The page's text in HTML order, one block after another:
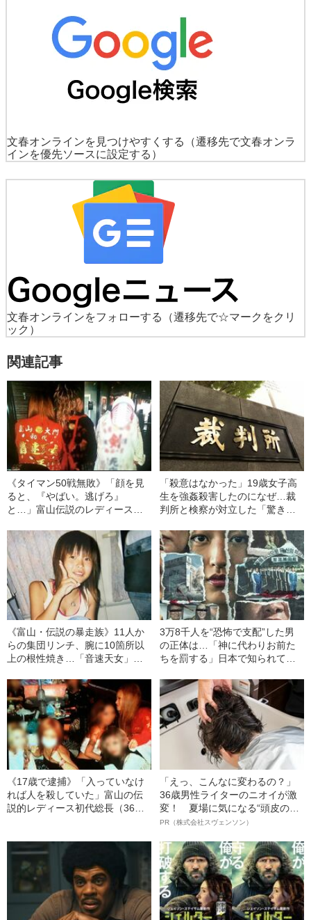
文春オンラインを見つけやすくする
（遷移先で文春オンラ
インを優先ソースに設定する）
文春オンラインをフォローする
（遷移先で☆マークをクリ
ック）
関連記事
《タイマン50戦無敗》「顔を見
ると、『やばい。逃げろ』
と…」富山伝説のレディース初
ー制圧と朝までのバイク暴走
「殺意はなかった」19歳女子高
生を強姦殺害したのになぜ…裁
判所と検察が対立した「驚きの
《富山・伝説の暴走族》11人か
らの集団リンチ、腕に10箇所以
上の根性焼き…「音速天女」初
す、過酷すぎる10代
3万8千人を“恐怖で支配”した男
の正体は…「神に代わりお前た
ちを罰する」日本で知られてい
条理な結末
《17歳で逮捕》「入っていなけ
れば人を殺していた」富山の伝
説的レディース初代総長（36）
「えっ、こんなに変わるの？」
36歳男性ライターのニオイが激
変！ 夏場に気になる“頭皮のニ
オイ”や“ベタつき”を解消す
ト”が生み出した徹底ケアとは
PR（株式会社スヴェンソン）